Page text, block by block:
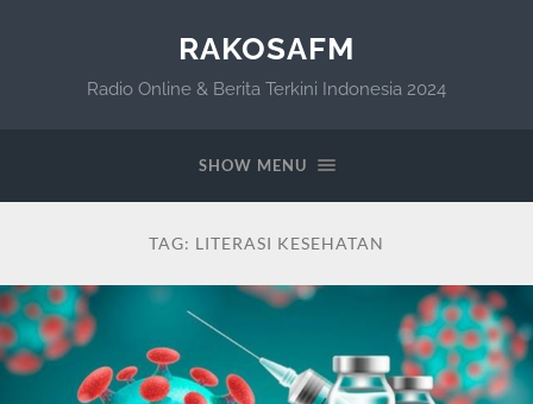
RAKOSAFM
Radio Online & Berita Terkini Indonesia 2024
SHOW MENU
TAG: LITERASI KESEHATAN